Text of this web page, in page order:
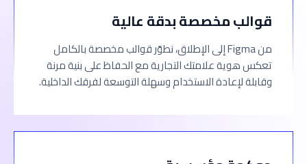
قوالب مخصصة بدقة عالية
من Figma إلى الإطلاق، نطوّر قوالب مخصصة بالكامل
تعكس هوية علامتك التجارية مع الحفاظ على بنية مرنة
وقابلة لإعادة الاستخدام وسهلة التوسعة لفرقك الداخلية.